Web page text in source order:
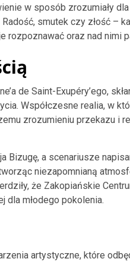
w sposób zrozumiały
smutek czy złość –
rozpoznawać oraz nad nimi
de Saint-Exupéry’ego,
Współczesne realia, w
zrozumieniu przekazu i
Bizugę, a scenariusze
niezapomnianą
że Zakopiańskie
dla młodego pokolenia.
artystyczne, które